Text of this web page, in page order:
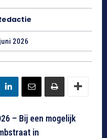
2026
– Bij een mogelijk
in